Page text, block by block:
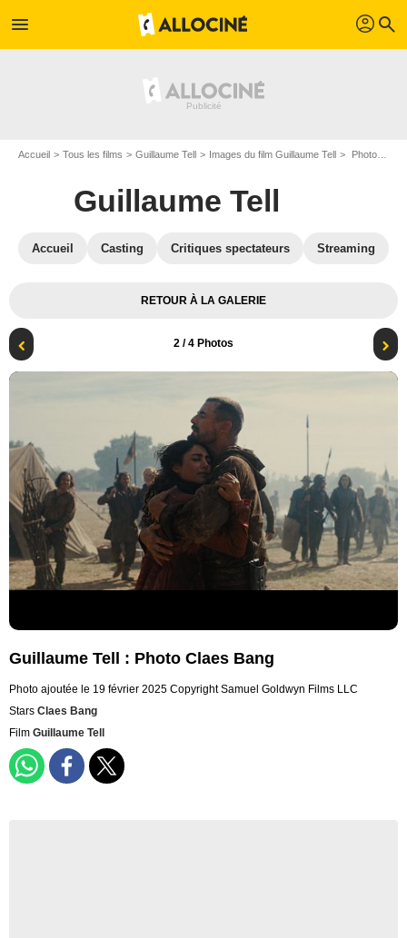
menu profil search
Accueil Tous les films Guillaume Tell Images du film Guillaume Tell Photo du film Guillaume Tell - Photo 2
Guillaume Tell
Accueil Casting Critiques spectateurs Streaming
RETOUR À LA GALERIE
2 / 4 Photos
Guillaume Tell : Photo Claes Bang
Photo ajoutée le 19 février 2025 Copyright Samuel Goldwyn Films LLC
Stars Claes Bang
Film Guillaume Tell